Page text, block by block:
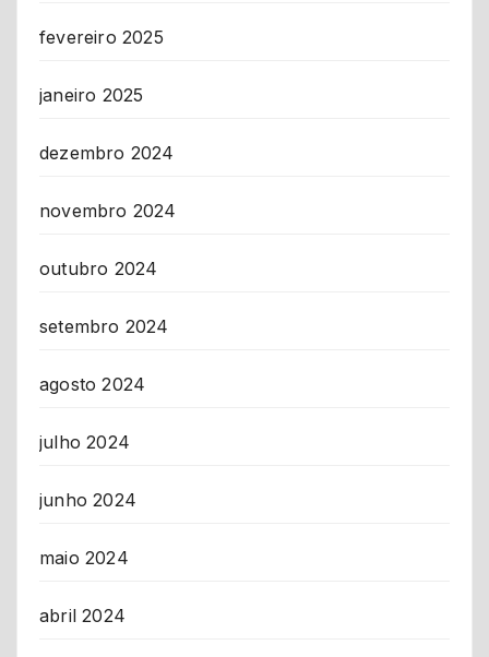
fevereiro 2025
janeiro 2025
dezembro 2024
novembro 2024
outubro 2024
setembro 2024
agosto 2024
julho 2024
junho 2024
maio 2024
abril 2024